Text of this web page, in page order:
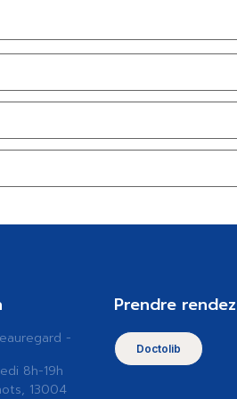
-
8h-19h
13004
Prendre
Doctolib